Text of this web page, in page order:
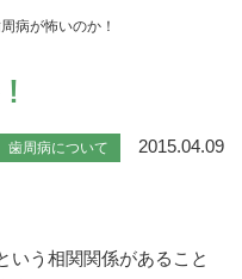
病が怖いのか！
歯周病について 2015.04.09
いう相関関係があること